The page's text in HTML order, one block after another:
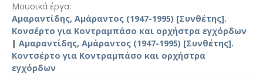
Μουσικά έργα
Αμαραντίδης, Αμάραντος (1947-1995) [Συνθέτης].
Κονσέρτο για Κοντραμπάσο και ορχήστρα εγχόρδων
| Αμαραντίδης, Αμάραντος (1947-1995) [Συνθέτης].
Κοντσέρτο για Κοντραμπάσο και ορχήστρα
εγχόρδων